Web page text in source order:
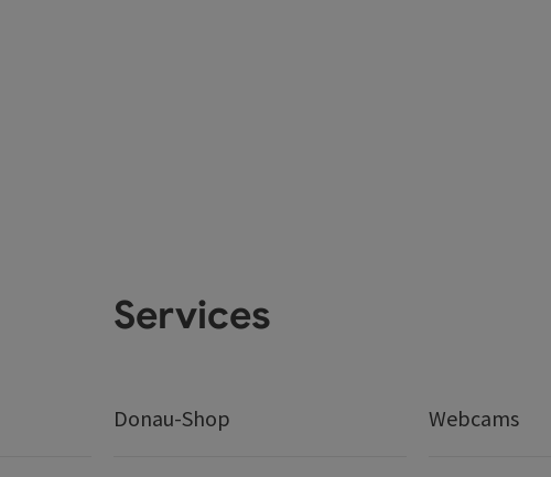
Services
Donau-Shop Webcams